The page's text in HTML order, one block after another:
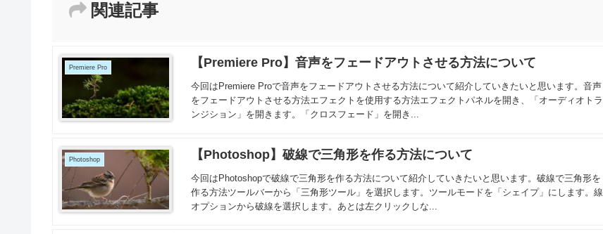
関連記事
Premiere Pro 【Premiere Pro】音声をフェードアウトさせる方法について
今回はPremiere Proで音声をフェードアウトさせる方法について紹介していきたいと思います。音声
をフェードアウトさせる方法エフェクトを使用する方法エフェクトパネルを開き、「オーディオトラ
ンジション」を開きます。「クロスフェード」を開き...
Photoshop 【Photoshop】破線で三角形を作る方法について
今回はPhotoshopで破線で三角形を作る方法について紹介していきたいと思います。破線で三角形を
作る方法ツールバーから「三角形ツール」を選択します。ツールモードを「シェイプ」にします。線
オプションから破線を選択します。あとは左クリックしな...